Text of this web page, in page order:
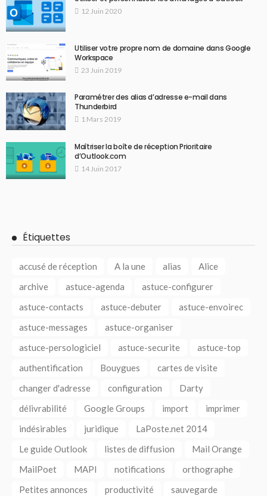
12 Juin 2020
Utiliser votre propre nom de domaine dans Google
Workspace
23 Juin 2019
Paramétrer des alias d’adresse e-mail dans
Thunderbird
1 Mars 2019
Maîtriser la boîte de réception Prioritaire
d’Outlook.com
14 Juin 2017
Étiquettes
accusé de réception A la une alias
Alice
archive
astuce-agenda
astuce-configurer
astuce-contacts
astuce-debuter
astuce-envoirec
astuce-messages
astuce-organiser
astuce-persologiciel
astuce-securite
astuce-top
authentification
Bouygues
cartes de visite
changer d'adresse
configuration
Darty
délivrabilité
Google Groups import
imprimer
indésirables
juridique
LaPoste.net 2014
Le guide Outlook
listes de diffusion
Mail Orange
MailPoet
MAPI notifications
orthographe
Petites annonces
productivité
sauvegarde